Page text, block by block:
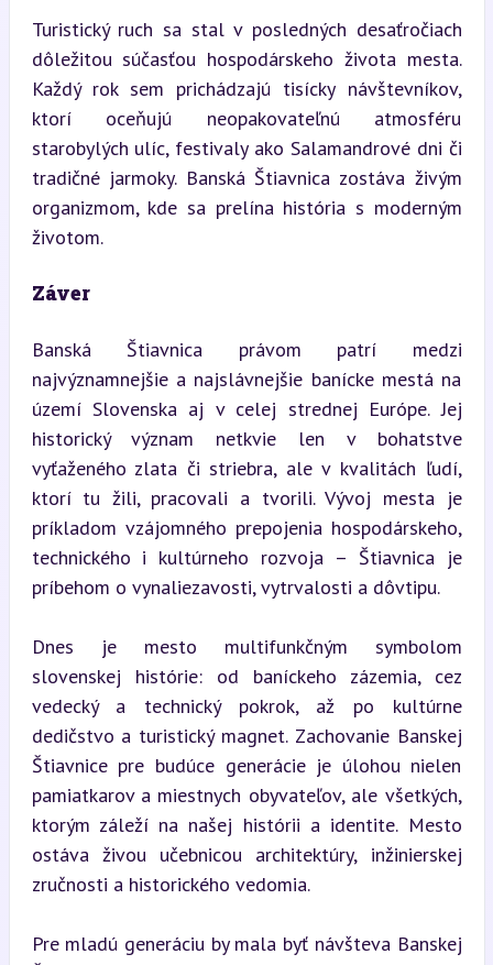
Turistický ruch sa stal v posledných desaťročiach
dôležitou súčasťou hospodárskeho života mesta.
Každý rok sem prichádzajú tisícky návštevníkov,
ktorí oceňujú neopakovateľnú atmosféru
starobylých ulíc, festivaly ako Salamandrové dni či
tradičné jarmoky. Banská Štiavnica zostáva živým
organizmom, kde sa prelína história s moderným
životom.
Záver
Banská Štiavnica právom patrí medzi
najvýznamnejšie a najslávnejšie banícke mestá na
území Slovenska aj v celej strednej Európe. Jej
historický význam netkvie len v bohatstve
vyťaženého zlata či striebra, ale v kvalitách ľudí,
ktorí tu žili, pracovali a tvorili. Vývoj mesta je
príkladom vzájomného prepojenia hospodárskeho,
technického i kultúrneho rozvoja – Štiavnica je
príbehom o vynaliezavosti, vytrvalosti a dôvtipu.
Dnes je mesto multifunkčným symbolom
slovenskej histórie: od baníckeho zázemia, cez
vedecký a technický pokrok, až po kultúrne
dedičstvo a turistický magnet. Zachovanie Banskej
Štiavnice pre budúce generácie je úlohou nielen
pamiatkarov a miestnych obyvateľov, ale všetkých,
ktorým záleží na našej histórii a identite. Mesto
ostáva živou učebnicou architektúry, inžinierskej
zručnosti a historického vedomia.
Pre mladú generáciu by mala byť návšteva Banskej